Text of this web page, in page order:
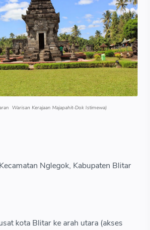
Warisan Kerajaan Majapahit-Dok Istimewa)
Nglegok, Kabupaten Blitar
kota Blitar ke arah utara (akses